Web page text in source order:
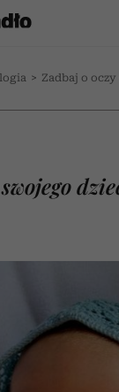
> Zadbaj o